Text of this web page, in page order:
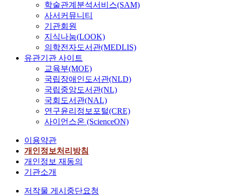
학술관계분석서비스(SAM)
사서커뮤니티
기관회원
지식나눔(LOOK)
의학전자도서관(MEDLIS)
유관기관 사이트
교육부(MOE)
국립장애인도서관(NLD)
국립중앙도서관(NL)
국회도서관(NAL)
연구윤리정보포털(CRE)
사이언스온 (ScienceON)
이용약관
개인정보처리방침
개인정보 재동의
기관소개
저작물 게시중단요청